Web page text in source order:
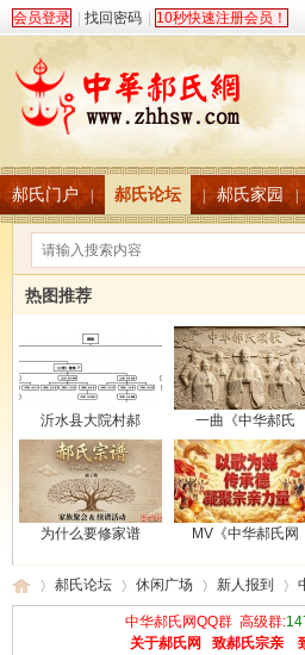
会员登录 找回密码 10秒快速注册会员！
郝氏门户 | 郝氏论坛 郝氏家园
热图推荐
沂水县大院村郝 一曲《中华郝氏
为什么要修家谱 MV《中华郝氏网
郝氏论坛 休闲广场 新人报到
中华郝氏网QQ群 高级群:
关于郝氏网
致郝氏宗亲